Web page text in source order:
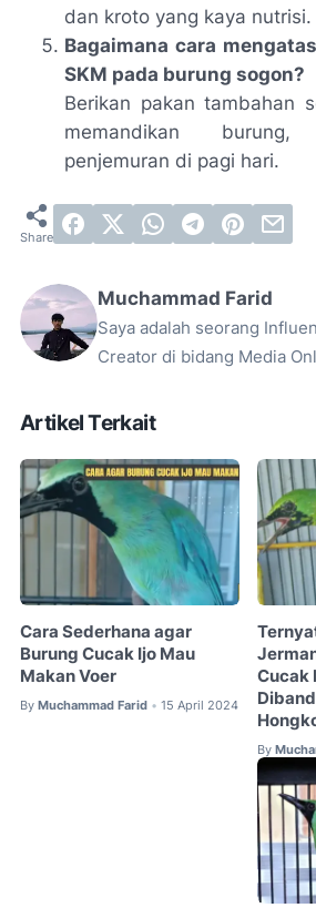
dan kroto yang kaya nutrisi.
Bagaimana cara
SKM pada burung sogon?
Berikan pakan tambahan
memandikan
penjemuran di pagi hari.
Muchammad Farid
Saya adalah seorang
Creator di bidang Media
Artikel Terkait
Cara Sederhana agar
Burung Cucak Ijo Mau
Makan Voer
By Muchammad Farid • 15 April 2024
Cucak
By